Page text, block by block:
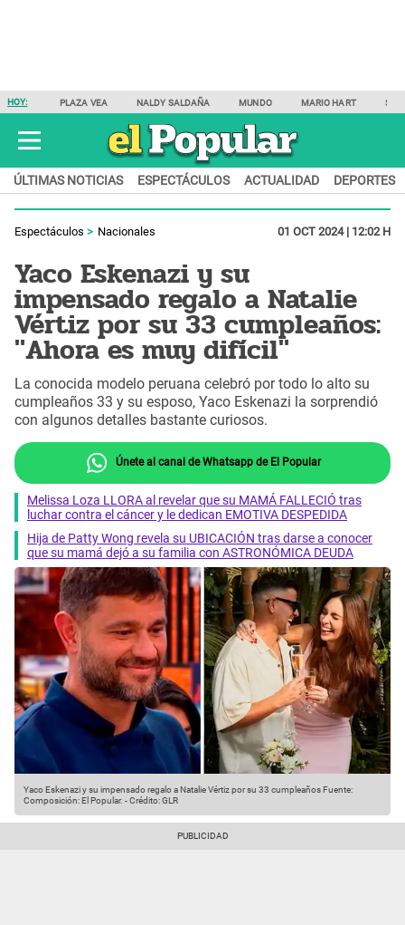
HOY: PLAZA VEA NALDY SALDAÑA MUNDO MARIO HART
ÚLTIMAS NOTICIAS ESPECTÁCULOS ACTUALIDAD DEPORTES
Espectáculos Nacionales 01 OCT 2024 | 12:02 H
Yaco Eskenazi y su
impensado regalo a Natalie
Vértiz por su 33 cumpleaños:
"Ahora es muy difícil"
La conocida modelo peruana celebró por todo lo alto su
cumpleaños 33 y su esposo, Yaco Eskenazi la sorprendió
con algunos detalles bastante curiosos.
Únete al canal de Whatsapp de El Popular
Melissa Loza LLORA al revelar que su MAMÁ FALLECIÓ tras
luchar contra el cáncer y le dedican EMOTIVA DESPEDIDA
Hija de Patty Wong revela su UBICACIÓN tras darse a conocer
que su mamá dejó a su familia con ASTRONÓMICA DEUDA
Yaco Eskenazi y su impensado regalo a Natalie Vértiz por su 33 cumpleañosFuente:
Composición: El Popular. -Crédito: GLR